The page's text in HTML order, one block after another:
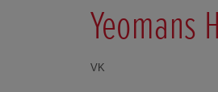
Yeomans
VK